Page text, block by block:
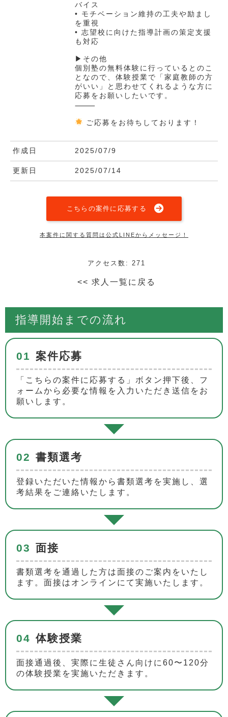
バイス
• モチベーション維持の工夫や励まし
を重視
• 志望校に向けた指導計画の策定支援
も対応
▶その他
個別塾の無料体験に行っているとのこ
となので、体験授業で「家庭教師の方
がいい」と思わせてくれるような方に
応募をお願いしたいです。
⸻
ご応募をお待ちしております！
作成日 2025/07/9
更新日 2025/07/14
こちらの案件に応募する
本案件に関する質問は公式LINEからメッセージ！
アクセス数: 271
<< 求人一覧に戻る
指導開始までの流れ
01 案件応募
「こちらの案件に応募する」ボタン押下後、フ
ォームから必要な情報を入力いただき送信をお
願いします。
02 書類選考
登録いただいた情報から書類選考を実施し、選
考結果をご連絡いたします。
03 面接
書類選考を通過した方は面接のご案内をいたし
ます。面接はオンラインにて実施いたします。
04 体験授業
面接通過後、実際に生徒さん向けに60〜120分
の体験授業を実施いただきます。